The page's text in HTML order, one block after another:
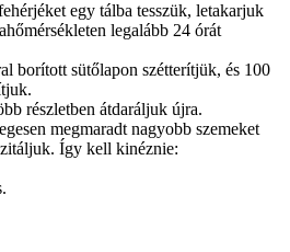
egy tálba tesszük, letakarjuk
legalább 24 órát
borított sütőlapon szétterítjük, és 100
részletben átdaráljuk újra.
megmaradt nagyobb szemeket
Így kell kinéznie: